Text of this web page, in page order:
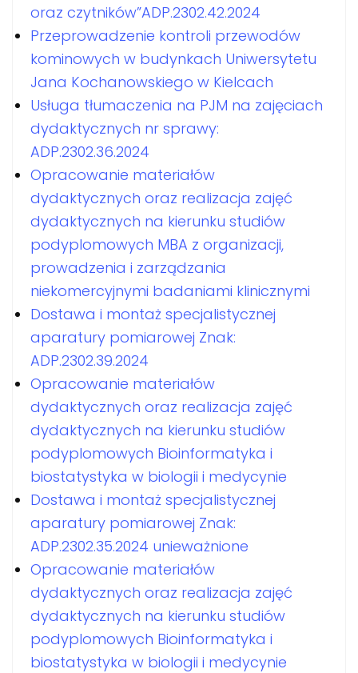
oraz czytników”ADP.2302.42.2024
Przeprowadzenie kontroli przewodów
kominowych w budynkach Uniwersytetu
Jana Kochanowskiego w Kielcach
Usługa tłumaczenia na PJM na zajęciach
dydaktycznych nr sprawy:
ADP.2302.36.2024
Opracowanie materiałów
dydaktycznych oraz realizacja zajęć
dydaktycznych na kierunku studiów
podyplomowych MBA z organizacji,
prowadzenia i zarządzania
niekomercyjnymi badaniami klinicznymi
Dostawa i montaż specjalistycznej
aparatury pomiarowej Znak:
ADP.2302.39.2024
Opracowanie materiałów
dydaktycznych oraz realizacja zajęć
dydaktycznych na kierunku studiów
podyplomowych Bioinformatyka i
biostatystyka w biologii i medycynie
Dostawa i montaż specjalistycznej
aparatury pomiarowej Znak:
ADP.2302.35.2024 unieważnione
Opracowanie materiałów
dydaktycznych oraz realizacja zajęć
dydaktycznych na kierunku studiów
podyplomowych Bioinformatyka i
biostatystyka w biologii i medycynie